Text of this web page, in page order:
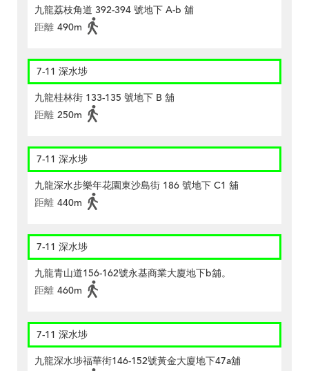
九龍荔枝角道 392-394 號地下 A-b 舖
距離 490m
7-11 深水埗
九龍桂林街 133-135 號地下 B 舖
距離 250m
7-11 深水埗
九龍深水步樂年花園東沙島街 186 號地下 C1 舖
距離 440m
7-11 深水埗
九龍青山道156-162號永基商業大廈地下b舖。
距離 460m
7-11 深水埗
九龍深水埗福華街146-152號黃金大廈地下47a舖